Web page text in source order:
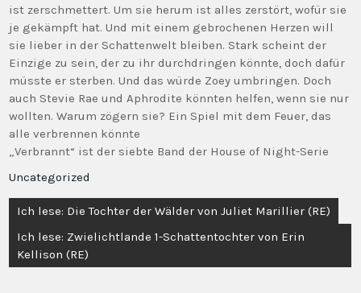
ist zerschmettert. Um sie herum ist alles zerstört, wofür sie
je gekämpft hat. Und mit einem gebrochenen Herzen will
sie lieber in der Schattenwelt bleiben. Stark scheint der
Einzige zu sein, der zu ihr durchdringen könnte, doch dafür
müsste er sterben. Und das würde Zoey umbringen. Doch
auch Stevie Rae und Aphrodite könnten helfen, wenn sie nur
wollten. Warum zögern sie? Ein Spiel mit dem Feuer, das
alle verbrennen könnte
„Verbrannt“ ist der siebte Band der House of Night-Serie
Uncategorized
Beitragsnavigation
Ich lese: Die Tochter der Wälder von Juliet Marillier (RE)
Ich lese: Zwielichtlande 1-Schattentochter von Erin
Kellison (RE)